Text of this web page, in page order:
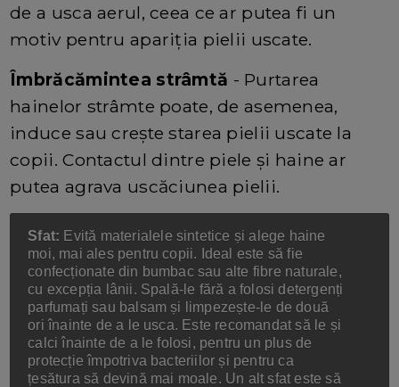
de a usca aerul, ceea ce ar putea fi un
motiv pentru apariția pielii uscate.
Îmbrăcămintea strâmtă - Purtarea
hainelor strâmte poate, de asemenea,
induce sau crește starea pielii uscate la
copii. Contactul dintre piele și haine ar
putea agrava uscăciunea pielii.
Sfat: Evită materialele sintetice și alege haine
moi, mai ales pentru copii. Ideal este să fie
confecționate din bumbac sau alte fibre naturale,
cu excepția lânii. Spală-le fără a folosi detergenți
parfumați sau balsam și limpezește-le de două
ori înainte de a le usca. Este recomandat să le și
calci înainte de a le folosi, pentru un plus de
protecție împotriva bacteriilor și pentru ca
țesătura să devină mai moale. Un alt sfat este să